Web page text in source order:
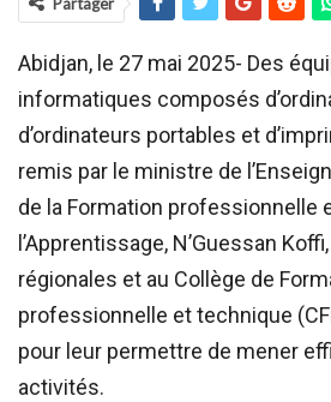
Partager
Abidjan, le 27 mai 2025- Des
informatiques composés
d’ordinateurs portables et
remis par le ministre de
de la Formation professionnelle
l’Apprentissage, N’Guessan
régionales et au Collège de
professionnelle et technique
pour leur permettre de mener
activités.